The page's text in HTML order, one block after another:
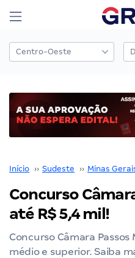
Início ›› Sudeste ›› Minas
Concurso
até R$ 5,4 mil!
Concurso Câmara
médio e superior. Saiba